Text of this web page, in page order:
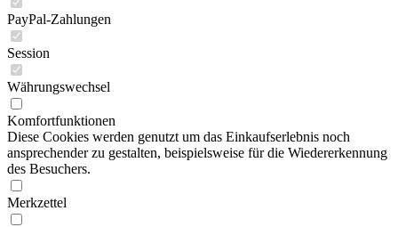
PayPal-Zahlungen
Session
Währungswechsel
Komfortfunktionen
Diese Cookies werden genutzt um das Einkaufserlebnis noch
ansprechender zu gestalten, beispielsweise für die Wiedererkennung
des Besuchers.
Merkzettel